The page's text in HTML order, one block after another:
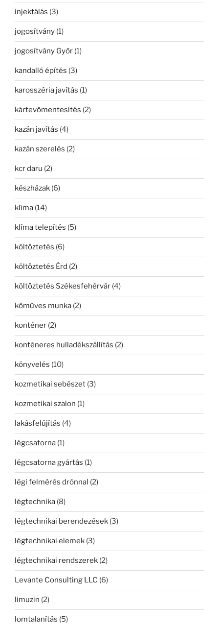
injektálás (3)
jogosítvány (1)
jogosítvány Győr (1)
kandalló építés (3)
karosszéria javítás (1)
kártevőmentesítés (2)
kazán javítás (4)
kazán szerelés (2)
kcr daru (2)
készházak (6)
klíma (14)
klíma telepítés (5)
költöztetés (6)
költöztetés Érd (2)
költöztetés Székesfehérvár (4)
kőműves munka (2)
konténer (2)
konténeres hulladékszállítás (2)
könyvelés (10)
kozmetikai sebészet (3)
kozmetikai szalon (1)
lakásfelújítás (4)
légcsatorna (1)
légcsatorna gyártás (1)
légi felmérés drónnal (2)
légtechnika (8)
légtechnikai berendezések (3)
légtechnikai elemek (3)
légtechnikai rendszerek (2)
Levante Consulting LLC (6)
limuzin (2)
lomtalanítás (5)